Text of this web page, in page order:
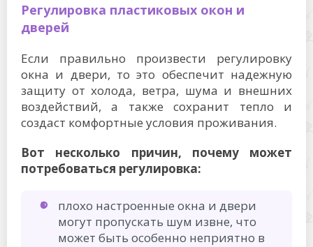
Регулировка пластиковых окон и
дверей
Если правильно произвести регулировку
окна и двери, то это обеспечит надежную
защиту от холода, ветра, шума и внешних
воздействий, а также сохранит тепло и
создаст комфортные условия проживания.
Вот несколько причин, почему может
потребоваться регулировка:
плохо настроенные окна и двери
могут пропускать шум извне, что
может быть особенно неприятно в